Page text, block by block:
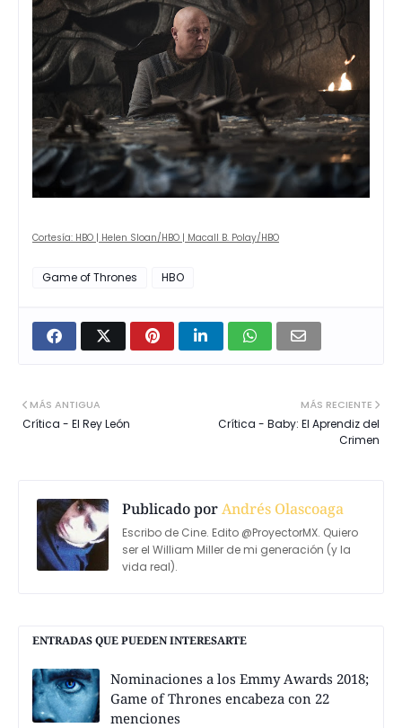
Cortesía: HBO | Helen Sloan/HBO | Macall B. Polay/HBO
Game of Thrones HBO
MÁS RECIENTE
Crítica - Baby: El Aprendiz del
Crimen
MÁS ANTIGUA
Crítica - El Rey León
Publicado porAndrés Olascoaga
Escribo de Cine. Edito @ProyectorMX. Quiero
ser el William Miller de mi generación (y la
vida real).
ENTRADAS QUE PUEDEN INTERESARTE
Nominaciones a los Emmy Awards 2018;
Game of Thrones encabeza con 22
menciones